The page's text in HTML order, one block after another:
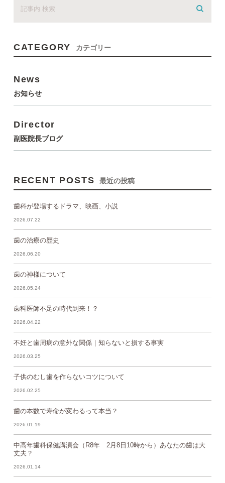
CATEGORY カテゴリー
News
お知らせ
Director
副医院長ブログ
RECENT POSTS 最近の投稿
歯科が登場するドラマ、映画、小説
2026.07.22
歯の治療の歴史
2026.06.20
歯の神様について
2026.05.24
歯科医師不足の時代到来！？
2026.04.22
不妊と歯周病の意外な関係｜知らないと損する事実
2026.03.25
子供のむし歯を作らないコツについて
2026.02.25
歯の本数で寿命が変わるって本当？
2026.01.19
中高年歯科保健講演会（R8年 2月8日10時から）あなたの歯は大
丈夫？
2026.01.14